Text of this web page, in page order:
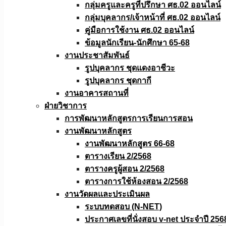
กลุ่มครูและครูที่ปรึกษา ศธ.02 ออนไลน์
กลุ่มบุคลากร/เจ้าหน้าที่ ศธ.02 ออนไลน์
คู่มือการใช้งาน ศธ.02 ออนไลน์
ข้อมูลนักเรียน-นักศึกษา 65-68
งานประชาสัมพันธ์
รูปบุคลากร ชุดแดงอาชีวะ
รูปบุคลากร ชุดกากี
งานอาคารสถานที่
ฝ่ายวิชาการ
การพัฒนาหลักสูตรการเรียนการสอน
งานพัฒนาหลักสูตร
งานพัฒนาหลักสูตร 66-68
ตารางเรียน 2/2568
ตารางครูผู้สอน 2/2568
ตารางการใช้ห้องสอน 2/2568
งานวัดผลเเละประเมินผล
ระบบทดสอบ (N-NET)
ประกาศเลขที่นั่งสอบ v-net ประจำปี